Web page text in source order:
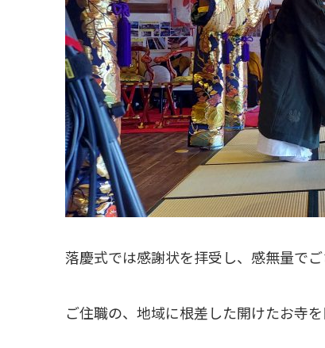
落慶式では感謝状を拝受し、感無量でご
ご住職の、地域に根差した開けたお寺